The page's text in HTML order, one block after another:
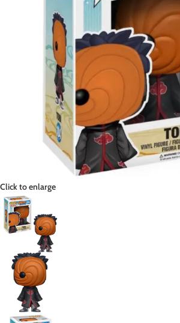
Click to enlarge